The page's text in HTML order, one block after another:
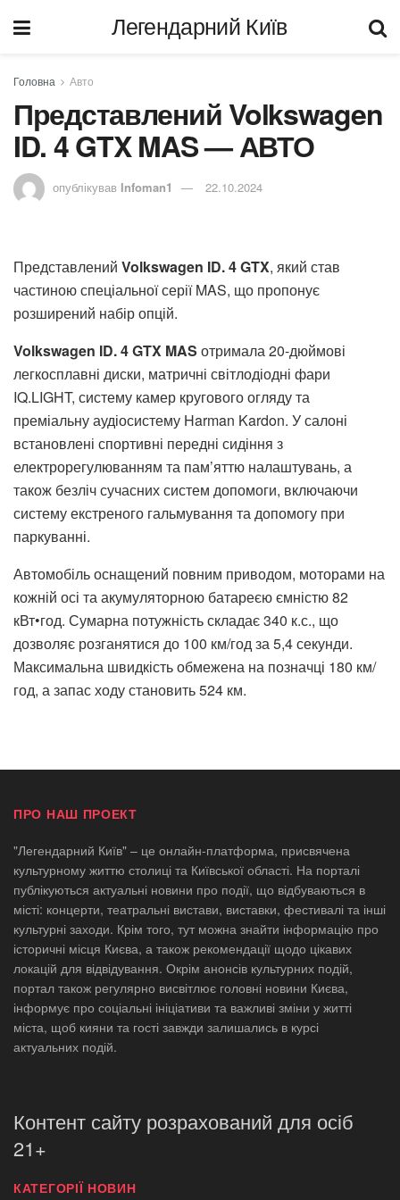
Легендарний Київ
Головна Авто
Представлений Volkswagen
ID. 4 GTX MAS — АВТО
опублікував Infoman1 22.10.2024
Представлений Volkswagen ID. 4 GTX, який став
частиною спеціальної серії MAS, що пропонує
розширений набір опцій.
Volkswagen ID. 4 GTX MAS отримала 20-дюймові
легкосплавні диски, матричні світлодіодні фари
IQ.LIGHT, систему камер кругового огляду та
преміальну аудіосистему Harman Kardon. У салоні
встановлені спортивні передні сидіння з
електрорегулюванням та пам’яттю налаштувань, а
також безліч сучасних систем допомоги, включаючи
систему екстреного гальмування та допомогу при
паркуванні.
Автомобіль оснащений повним приводом, моторами на
кожній осі та акумуляторною батареєю ємністю 82
кВт•год. Сумарна потужність складає 340 к.с., що
дозволяє розганятися до 100 км/год за 5,4 секунди.
Максимальна швидкість обмежена на позначці 180 км/
год, а запас ходу становить 524 км.
ПРО НАШ ПРОЕКТ
"Легендарний Київ" – це онлайн-платформа, присвячена
культурному життю столиці та Київської області. На порталі
публікуються актуальні новини про події, що відбуваються в
місті: концерти, театральні вистави, виставки, фестивалі та інші
культурні заходи. Крім того, тут можна знайти інформацію про
історичні місця Києва, а також рекомендації щодо цікавих
локацій для відвідування. Окрім анонсів культурних подій,
портал також регулярно висвітлює головні новини Києва,
інформує про соціальні ініціативи та важливі зміни у житті
міста, щоб кияни та гості завжди залишались в курсі
актуальних подій.
Контент сайту розрахований для осіб
21+
КАТЕГОРІЇ НОВИН